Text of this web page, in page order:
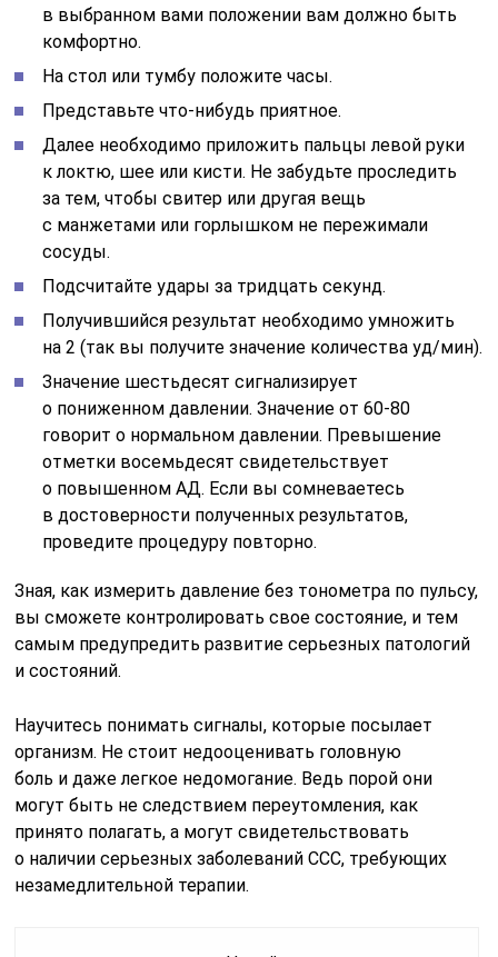
в выбранном вами положении вам должно быть
комфортно.
На стол или тумбу положите часы.
Представьте что-нибудь приятное.
Далее необходимо приложить пальцы левой руки
к локтю, шее или кисти. Не забудьте проследить
за тем, чтобы свитер или другая вещь
с манжетами или горлышком не пережимали
сосуды.
Подсчитайте удары за тридцать секунд.
Получившийся результат необходимо умножить
на 2 (так вы получите значение количества уд/мин).
Значение шестьдесят сигнализирует
о пониженном давлении. Значение от60-80
говорит о нормальном давлении. Превышение
отметки восемьдесят свидетельствует
о повышенном АД. Если вы сомневаетесь
в достоверности полученных результатов,
проведите процедуру повторно.
Зная, как измерить давление без тонометра по пульсу,
вы сможете контролировать свое состояние, и тем
самым предупредить развитие серьезных патологий
и состояний.
Научитесь понимать сигналы, которые посылает
организм. Не стоит недооценивать головную
боль и даже легкое недомогание. Ведь порой они
могут быть не следствием переутомления, как
принято полагать, а могут свидетельствовать
о наличии серьезных заболеваний ССС, требующих
незамедлительной терапии.